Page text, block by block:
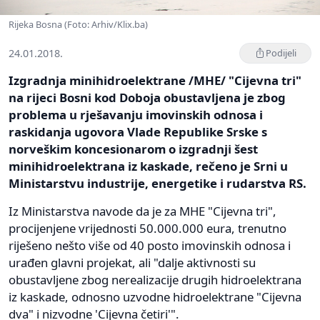
Rijeka Bosna (Foto: Arhiv/Klix.ba)
24.01.2018. Podijeli
Izgradnja minihidroelektrane /MHE/ "Cijevna tri"
na rijeci Bosni kod Doboja obustavljena je zbog
problema u rješavanju imovinskih odnosa i
raskidanja ugovora Vlade Republike Srske s
norveškim koncesionarom o izgradnji šest
minihidroelektrana iz kaskade, rečeno je Srni u
Ministarstvu industrije, energetike i rudarstva RS.
Iz Ministarstva navode da je za MHE "Cijevna tri",
procijenjene vrijednosti 50.000.000 eura, trenutno
riješeno nešto više od 40 posto imovinskih odnosa i
urađen glavni projekat, ali "dalje aktivnosti su
obustavljene zbog nerealizacije drugih hidroelektrana
iz kaskade, odnosno uzvodne hidroelektrane "Cijevna
dva" i nizvodne 'Cijevna četiri'".